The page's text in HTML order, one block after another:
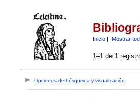
Inicio| Mostrar
1–1 de 1
Opciones de búsqueda y visualización